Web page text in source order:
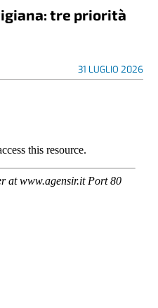
tre priorità
31 LUGLIO 2026